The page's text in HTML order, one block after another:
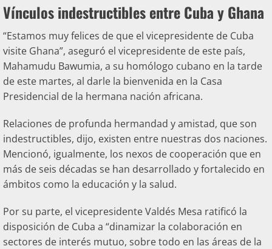
Vínculos indestructibles entre Cuba y Ghana
“Estamos muy felices de que el vicepresidente de Cuba
visite Ghana”, aseguró el vicepresidente de este país,
Mahamudu Bawumia, a su homólogo cubano en la tarde
de este martes, al darle la bienvenida en la Casa
Presidencial de la hermana nación africana.
Relaciones de profunda hermandad y amistad, que son
indestructibles, dijo, existen entre nuestras dos naciones.
Mencionó, igualmente, los nexos de cooperación que en
más de seis décadas se han desarrollado y fortalecido en
ámbitos como la educación y la salud.
Por su parte, el vicepresidente Valdés Mesa ratificó la
disposición de Cuba a “dinamizar la colaboración en
sectores de interés mutuo, sobre todo en las áreas de la